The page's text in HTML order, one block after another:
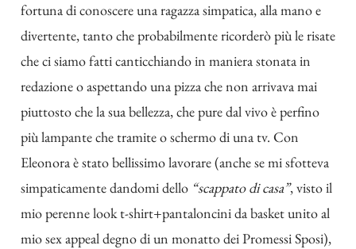
fortuna di conoscere una ragazza simpatica, alla mano e
divertente, tanto che probabilmente ricorderò più le risate
che ci siamo fatti canticchiando in maniera stonata in
redazione o aspettando una pizza che non arrivava mai
piuttosto che la sua bellezza, che pure dal vivo è perfino
più lampante che tramite o schermo di una tv. Con
Eleonora è stato bellissimo lavorare (anche se mi sfotteva
simpaticamente dandomi dello “scappato di casa”, visto il
mio perenne look t-shirt+pantaloncini da basket unito al
mio sex appeal degno di un monatto dei Promessi Sposi),